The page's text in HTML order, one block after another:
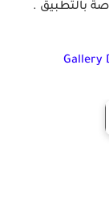
بالتطبيق .